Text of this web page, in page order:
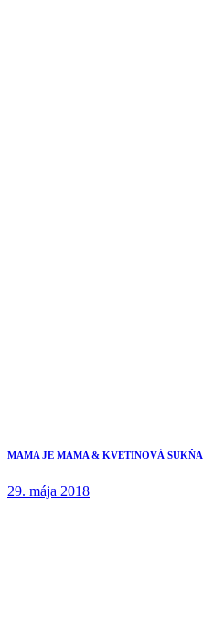
MAMA JE MAMA & KVETINOVÁ SUKŇA
29. mája 2018